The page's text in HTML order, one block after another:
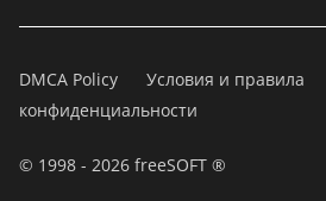
DMCA Policy Условия и правила
конфиденциальности
© 1998 - 2026 freeSOFT ®